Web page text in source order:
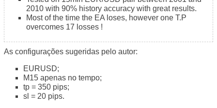
2010 with 90% history accuracy with great results.
Most of the time the EA loses, however one T.P
overcomes 17 losses !
As configurações sugeridas pelo autor:
EURUSD;
M15 apenas no tempo;
tp = 350 pips;
sl = 20 pips.